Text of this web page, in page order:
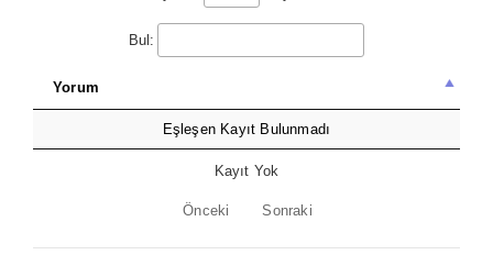
Bul:
Yorum
Eşleşen Kayıt Bulunmadı
Kayıt Yok
Önceki Sonraki